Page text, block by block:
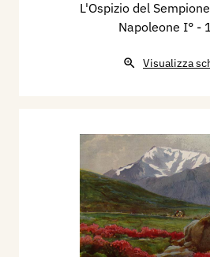
L'Ospizio del
Napoleone I° -
Visualizza